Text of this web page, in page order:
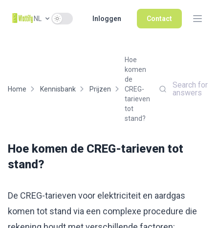
NL Use setting Inloggen Contact
Home Kennisbank Prijzen
Hoe
komen
de
CREG-
tarieven
tot
stand?
Search for
answers
Hoe komen de CREG-tarieven tot
stand?
De CREG-tarieven voor elektriciteit en aardgas
komen tot stand via een complexe procedure die